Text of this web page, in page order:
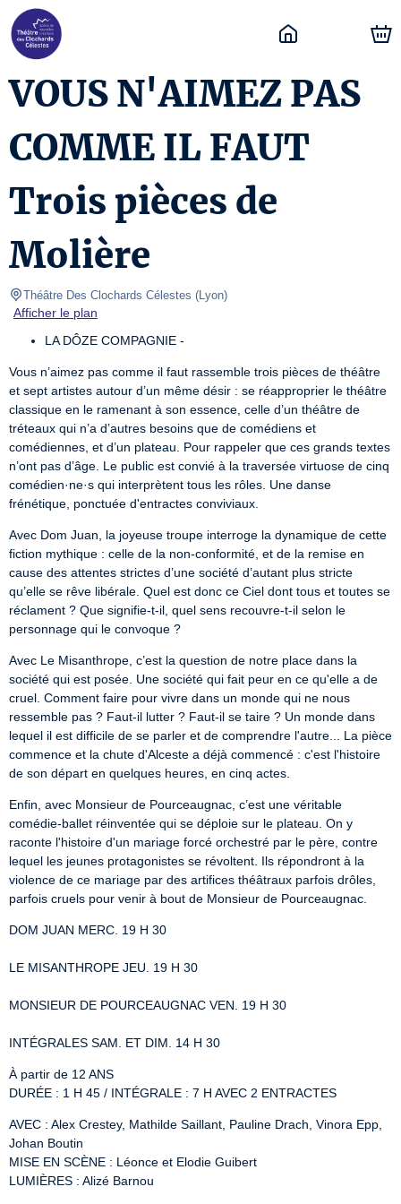
PASSÉ / CLOS
VOUS N'AIMEZ PAS
COMME IL FAUT
Trois pièces de
Molière
Théâtre Des Clochards Célestes (Lyon)
Afficher le plan
LA DÔZE COMPAGNIE -
Vous n’aimez pas comme il faut rassemble trois pièces de théâtre
et sept artistes autour d’un même désir : se réapproprier le théâtre
classique en le ramenant à son essence, celle d’un théâtre de
tréteaux qui n’a d’autres besoins que de comédiens et
comédiennes, et d’un plateau. Pour rappeler que ces grands textes
n’ont pas d’âge. Le public est convié à la traversée virtuose de cinq
comédien·ne·s qui interprètent tous les rôles. Une danse
frénétique, ponctuée d'entractes conviviaux.
Avec Dom Juan, la joyeuse troupe interroge la dynamique de cette
fiction mythique : celle de la non-conformité, et de la remise en
cause des attentes strictes d’une société d’autant plus stricte
qu’elle se rêve libérale. Quel est donc ce Ciel dont tous et toutes se
réclament ? Que signifie-t-il, quel sens recouvre-t-il selon le
personnage qui le convoque ?
Avec Le Misanthrope, c’est la question de notre place dans la
société qui est posée. Une société qui fait peur en ce qu'elle a de
cruel. Comment faire pour vivre dans un monde qui ne nous
ressemble pas ? Faut-il lutter ? Faut-il se taire ? Un monde dans
lequel il est difficile de se parler et de comprendre l'autre... La pièce
commence et la chute d'Alceste a déjà commencé : c'est l'histoire
de son départ en quelques heures, en cinq actes.
Enfin, avec Monsieur de Pourceaugnac, c’est une véritable
comédie-ballet réinventée qui se déploie sur le plateau. On y
raconte l'histoire d'un mariage forcé orchestré par le père, contre
lequel les jeunes protagonistes se révoltent. Ils répondront à la
violence de ce mariage par des artifices théâtraux parfois drôles,
parfois cruels pour venir à bout de Monsieur de Pourceaugnac.
DOM JUAN MERC. 19 H 30
LE MISANTHROPE JEU. 19 H 30
MONSIEUR DE POURCEAUGNAC VEN. 19 H 30
INTÉGRALES SAM. ET DIM. 14 H 30
À partir de 12 ANS
DURÉE : 1 H 45 / INTÉGRALE : 7 H AVEC 2 ENTRACTES
AVEC : Alex Crestey, Mathilde Saillant, Pauline Drach, Vinora Epp,
Johan Boutin
MISE EN SCÈNE : Léonce et Elodie Guibert
LUMIÈRES : Alizé Barnou